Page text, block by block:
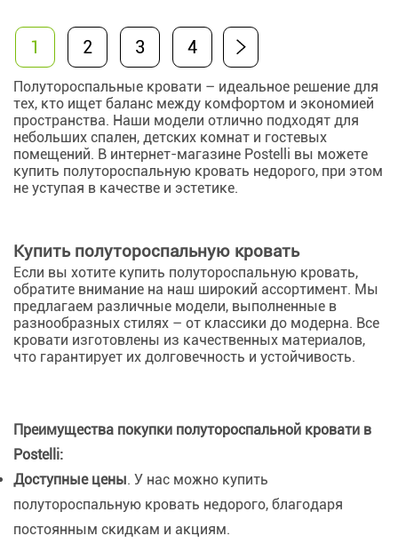
1 2 3 4
Полутороспальные кровати – идеальное решение для
тех, кто ищет баланс между комфортом и экономией
пространства. Наши модели отлично подходят для
небольших спален, детских комнат и гостевых
помещений. В интернет-магазине Postelli вы можете
купить полутороспальную кровать недорого, при этом
не уступая в качестве и эстетике.
Купить полутороспальную кровать
Если вы хотите купить полутороспальную кровать,
обратите внимание на наш широкий ассортимент. Мы
предлагаем различные модели, выполненные в
разнообразных стилях – от классики до модерна. Все
кровати изготовлены из качественных материалов,
что гарантирует их долговечность и устойчивость.
Преимущества покупки полутороспальной кровати в
Postelli:
Доступные цены. У нас можно купить
полутороспальную кровать недорого, благодаря
постоянным скидкам и акциям.